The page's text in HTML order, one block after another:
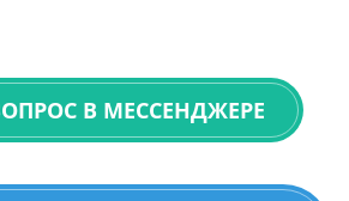
В МЕССЕНДЖЕРЕ